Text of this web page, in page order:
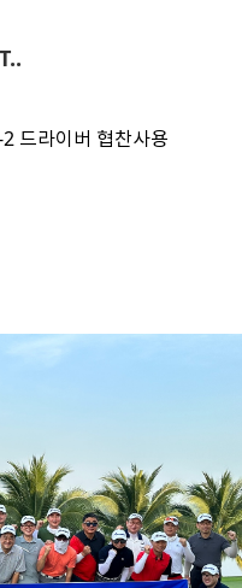
드라이버 협찬사용